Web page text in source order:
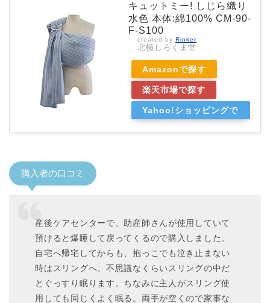
キュットミー! しじら織り
水色 本体:綿100% CM-90-
F-S100
created by Rinker
北極しろくま堂
Amazonで探す
楽天市場で探す
Yahoo!ショッピングで
購入者の口コミ
産後ケアセンターで、助産師さんが使用していて
預けると爆睡して戻ってくるので購入しました。
自宅へ帰宅してからも、抱っこでも泣き止まない
時はスリングへ。不思議なくらいスリングの中だ
とぐっすり眠ります。ちなみに主人がスリング使
用しても同じくよく眠る。両手が空くので家事な